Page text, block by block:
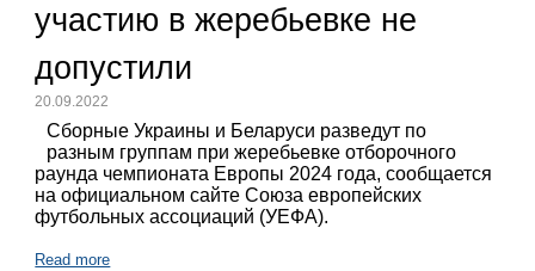
участию в жеребьевке не
допустили
20.09.2022
Сборные Украины и Беларуси разведут по
разным группам при жеребьевке отборочного
раунда чемпионата Европы 2024 года, сообщается
на официальном сайте Союза европейских
футбольных ассоциаций (УЕФА).
Read more